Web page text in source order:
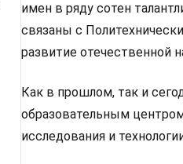
имен в ряду сотен
связаны с
развитие отечественной
Как в прошлом, так и
образовательным
исследования и